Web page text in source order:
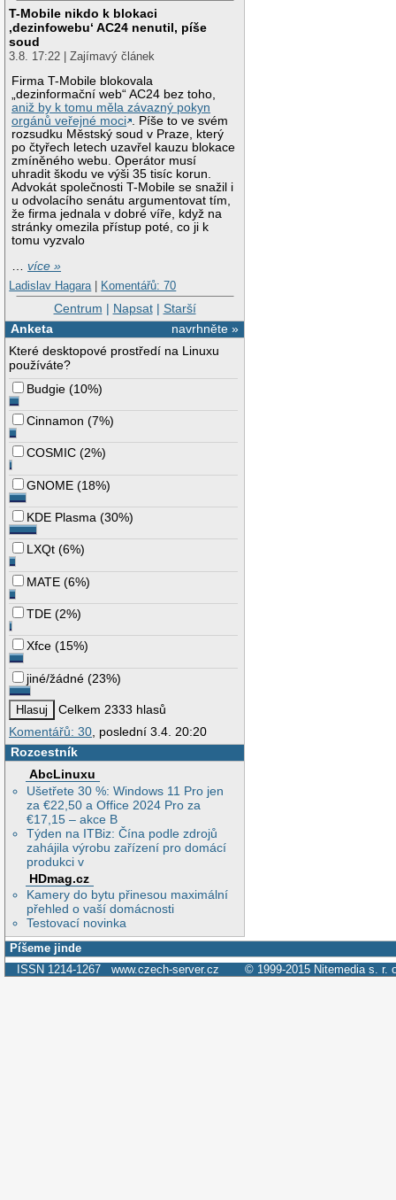
T-Mobile nikdo k blokaci
‚dezinfowebu‘ AC24 nenutil, píše
soud
3.8. 17:22 | Zajímavý článek
Firma T-Mobile blokovala
„dezinformační web“ AC24 bez toho,
aniž by k tomu měla závazný pokyn
orgánů veřejné moci . Píše to ve svém
rozsudku Městský soud v Praze, který
po čtyřech letech uzavřel kauzu blokace
zmíněného webu. Operátor musí
uhradit škodu ve výši 35 tisíc korun.
Advokát společnosti T-Mobile se snažil i
u odvolacího senátu argumentovat tím,
že firma jednala v dobré víře, když na
stránky omezila přístup poté, co ji k
tomu vyzvalo
…více »
Ladislav Hagara | Komentářů: 70
Centrum | Napsat| Starší
navrhněte »
Anketa
Které desktopové prostředí na Linuxu
používáte?
Budgie (10%)
Cinnamon (7%)
COSMIC (2%)
GNOME (18%)
KDE Plasma (30%)
LXQt (6%)
MATE (6%)
TDE (2%)
Xfce (15%)
jiné/žádné (23%)
Celkem 2333 hlasů
Komentářů: 30, poslední 3.4. 20:20
Rozcestník
AbcLinuxu
Ušetřete 30 %: Windows 11 Pro jen
za €22,50 a Office 2024 Pro za
€17,15 – akce B
Týden na ITBiz: Čína podle zdrojů
zahájila výrobu zařízení pro domácí
produkci v
HDmag.cz
Kamery do bytu přinesou maximální
přehled o vaší domácnosti
Testovací novinka
Píšeme jinde
ISSN 1214-1267 www.czech-server.cz © 1999-2015 Nitemedia s. r.